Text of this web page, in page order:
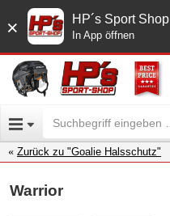
× HP´s Sport Shop
In App öffnen
Zurück zu "Goalie Halsschutz"
Warrior